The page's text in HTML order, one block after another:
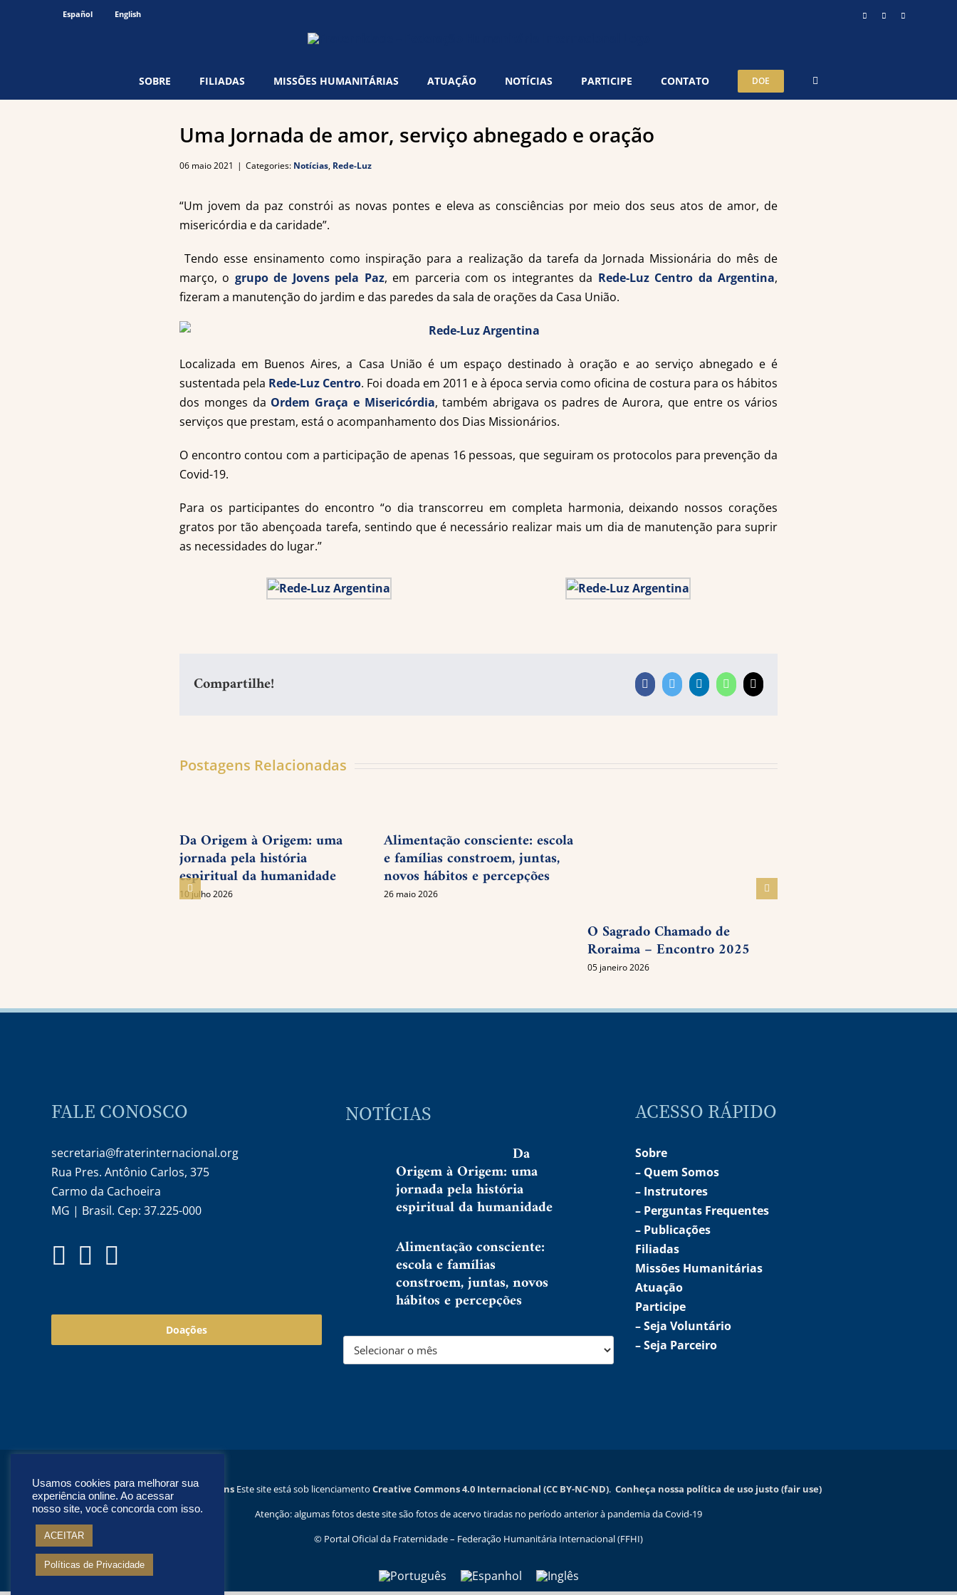
Español English InstagramYouTube
SOBRE FILIADAS MISSÕES HUMANITÁRIAS ATUAÇÃO NOTÍCIAS PARTICIPE CONTATO DOE
Uma Jornada de amor, serviço abnegado e oração
06 maio 2021 | Categories: Notícias, Rede-Luz
“Um jovem da paz constrói as novas pontes e eleva as consciências por meio dos seus atos de amor, de
misericórdia e da caridade”.
Tendo esse ensinamento como inspiração para a realização da tarefa da Jornada Missionária do mês de
março, o grupo de Jovens pela Paz, em parceria com os integrantes da Rede-Luz Centro da Argentina,
fizeram a manutenção do jardim e das paredes da sala de orações da Casa União.
Localizada em Buenos Aires, a Casa União é um espaço destinado à oração e ao serviço abnegado e é
sustentada pela Rede-Luz Centro. Foi doada em 2011 e à época servia como oficina de costura para os hábitos
dos monges da Ordem Graça e Misericórdia, também abrigava os padres de Aurora, que entre os vários
serviços que prestam, está o acompanhamento dos Dias Missionários.
O encontro contou com a participação de apenas 16 pessoas, que seguiram os protocolos para prevenção da
Covid-19.
Para os participantes do encontro “o dia transcorreu em completa harmonia, deixando nossos corações
gratos por tão abençoada tarefa, sentindo que é necessário realizar mais um dia de manutenção para suprir
as necessidades do lugar.”
Compartilhe! Facebook
TwitterLinkedInWhatsApp
E-
mail
Postagens Relacionadas
Da Origem à Origem: uma
jornada pela história
espiritual da humanidade
10 julho 2026
Alimentação consciente: escola
e famílias constroem, juntas,
novos hábitos e percepções
26 maio 2026
O Sagrado Chamado de
Roraima – Encontro 2025
05 janeiro 2026
FALE CONOSCO
secretaria@fraterinternacional.org
Rua Pres. Antônio Carlos, 375
Carmo da Cachoeira
MG | Brasil. Cep: 37.225-000
Doações
NOTÍCIAS
Da
Origem à Origem: uma
jornada pela história
espiritual da humanidade
Alimentação consciente:
escola e famílias
constroem, juntas, novos
hábitos e percepções
ACESSO RÁPIDO
Sobre
– Quem Somos
– Instrutores
– Perguntas Frequentes
– Publicações
Filiadas
Missões Humanitárias
Atuação
Participe
–Seja Voluntário
–Seja Parceiro
Este site está sob licenciamento Creative Commons 4.0 Internacional (CC BY-NC-ND). Conheça nossa política de uso justo (fair use)
Atenção: algumas fotos deste site são fotos de acervo tiradas no período anterior à pandemia da Covid-19
© Portal Oficial da Fraternidade – Federação Humanitária Internacional (FFHI)
Usamos cookies para melhorar sua
experiência online. Ao acessar
nosso site, você concorda com isso.
ACEITAR
Políticas de Privacidade